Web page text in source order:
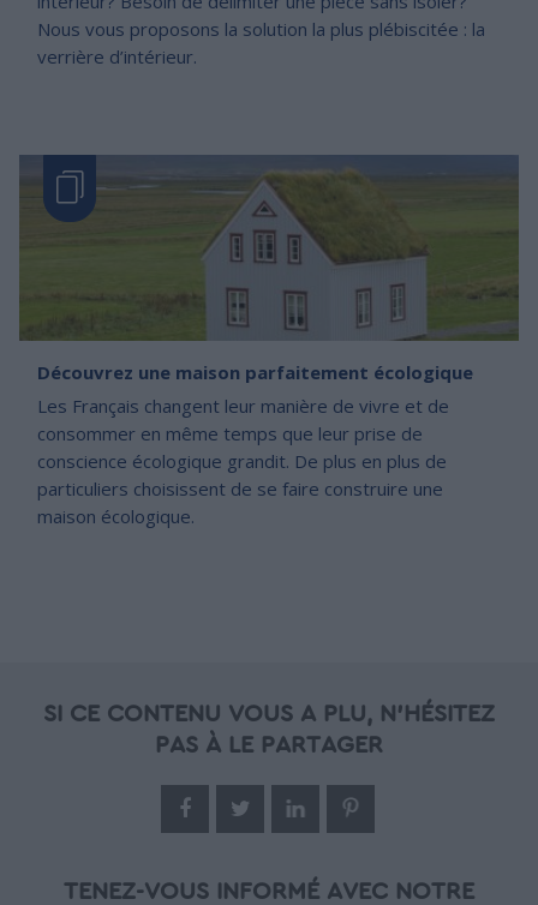
Nous vous proposons la solution la plus plébiscitée : la
verrière d’intérieur.
Découvrez une maison parfaitement écologique
Les Français changent leur manière de vivre et de
consommer en même temps que leur prise de
conscience écologique grandit. De plus en plus de
particuliers choisissent de se faire construire une
maison écologique.
SI CE CONTENU VOUS A PLU, N'HÉSITEZ
PAS À LE PARTAGER
TENEZ-VOUS INFORMÉ AVEC NOTRE